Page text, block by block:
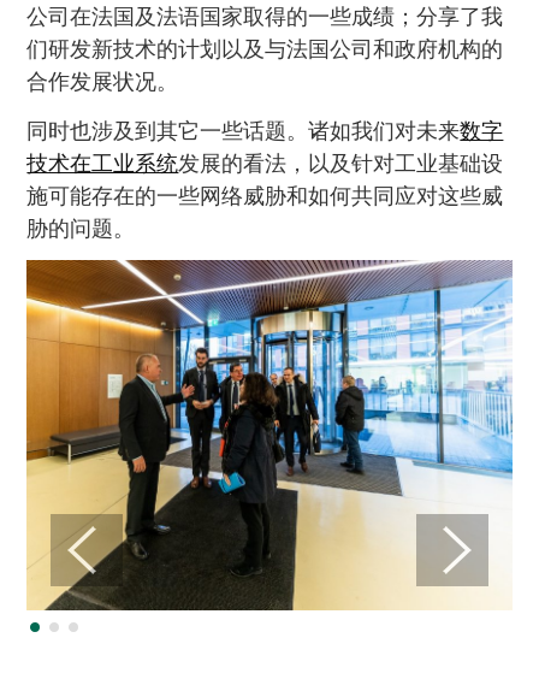
公司在法国及法语国家取得的一些成绩；分享了我
们研发新技术的计划以及与法国公司和政府机构的
合作发展状况。
同时也涉及到其它一些话题。诸如我们对未来数字
技术在工业系统发展的看法，以及针对工业基础设
施可能存在的一些网络威胁和如何共同应对这些威
胁的问题。